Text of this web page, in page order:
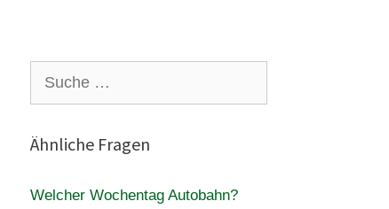
nach:
Ähnliche Fragen
Welcher Wochentag Autobahn?